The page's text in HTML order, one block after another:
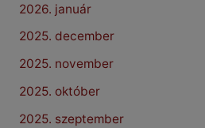
2026. január
2025. december
2025. november
2025. október
2025. szeptember